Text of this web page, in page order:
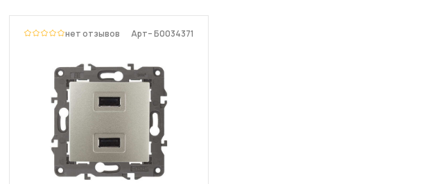
нет отзывов Арт– Б0034371